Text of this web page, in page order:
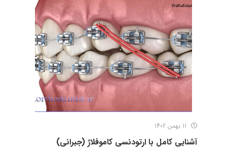
آشنایی کامل با ارتودنسی کاموفلاژ (جبرانی)